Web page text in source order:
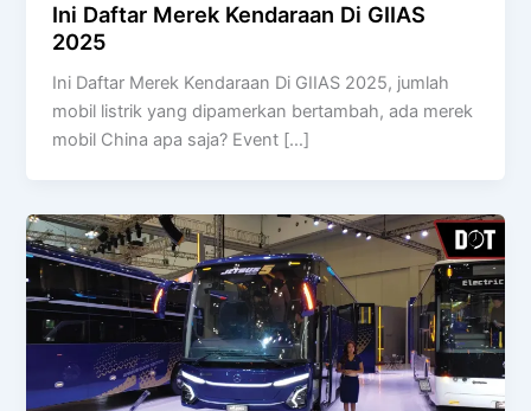
Ini Daftar Merek Kendaraan Di GIIAS
2025
Ini Daftar Merek Kendaraan Di GIIAS 2025, jumlah
mobil listrik yang dipamerkan bertambah, ada merek
mobil China apa saja? Event […]